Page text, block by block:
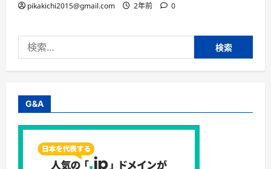
pikakichi2015@gmail.com 2年前 0
索:
G&A